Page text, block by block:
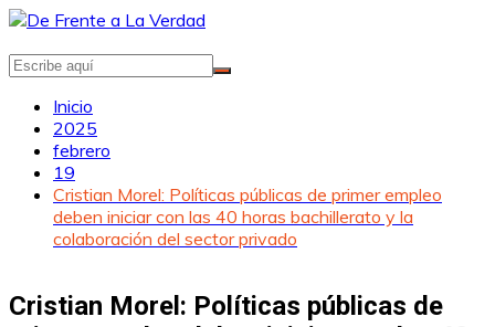
Saltar
contenido
Inicio
2025
febrero
19
Cristian Morel: Políticas públicas de primer empleo
deben iniciar con las 40 horas bachillerato y la
colaboración del sector privado
Cristian Morel: Políticas públicas de